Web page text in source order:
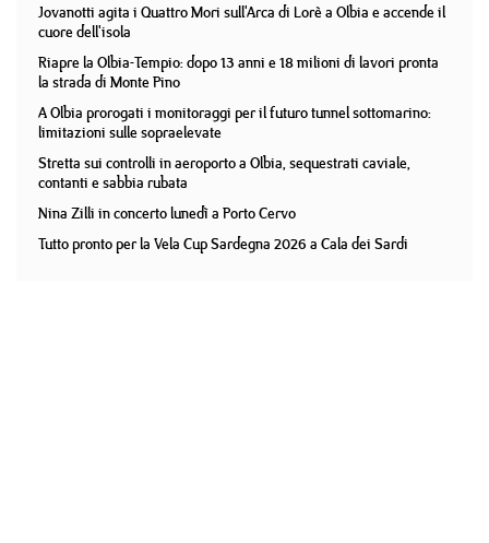
Jovanotti agita i Quattro Mori sull'Arca di Lorè a Olbia e accende il
cuore dell'isola
Riapre la Olbia-Tempio: dopo 13 anni e 18 milioni di lavori pronta
la strada di Monte Pino
A Olbia prorogati i monitoraggi per il futuro tunnel sottomarino:
limitazioni sulle sopraelevate
Stretta sui controlli in aeroporto a Olbia, sequestrati caviale,
contanti e sabbia rubata
Nina Zilli in concerto lunedì a Porto Cervo
Tutto pronto per la Vela Cup Sardegna 2026 a Cala dei Sardi